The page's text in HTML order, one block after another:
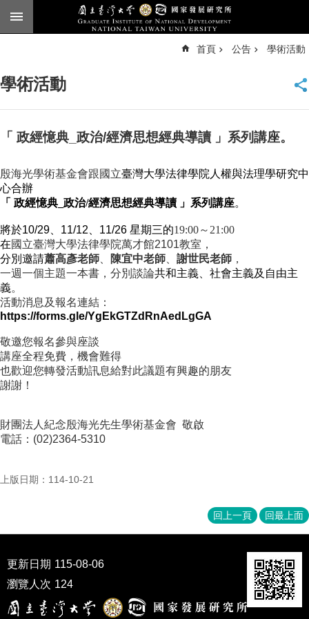
跳到主要內容區塊
臺
頁
公
告
所
簡
介
所
成
博
士
班
士
班
職
研
究
國
首頁 公告 學術活動
學術活動
「 政經憶典_政治/經濟思想經典導讀 」系列講座。
殷海光學術基金會跟國立臺灣大學法律學院人權與法理學研究中
心合辦
「 政經憶典 政治/經濟思想經典導讀 」系列講座。
將於10/29、11/12、11/26 星期三的19:00～21:00
在國立臺灣大學法律學院萬才館2101教室，
分別邀請蕭高彥老師 陳宜中老師 謝世民老師 ，
一週一個主題一本書，分別談論共和主義、社會主義及自由主
義。
活動消息及報名連結：
https://forms.gle/YgEkGTZdRnAedLgGA
敬邀您報名參與座談
講座全程免費，機會難得
也歡迎您轉發活動訊息給對此議題有興趣的朋友
謝謝！
財團法人紀念殷海光先生學術基金會 敬啟
電話：(02)2364-5310
上版日期：114-10-21
回上一頁 回最上面
更新日期 115-08-06
瀏覽人次 124